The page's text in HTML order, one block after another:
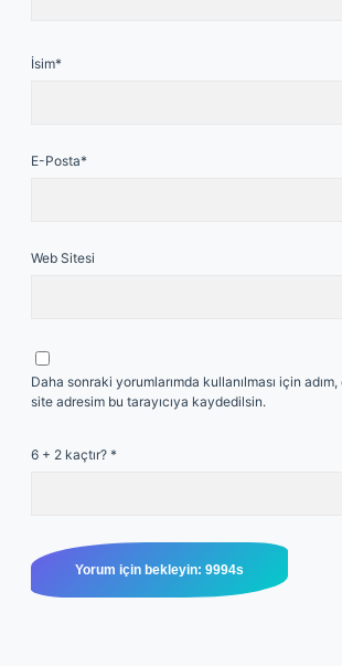
İsim*
E-Posta*
Web Sitesi
Daha sonraki yorumlarımda kullanılması için
site adresim bu tarayıcıya kaydedilsin.
6 + 2 kaçtır? *